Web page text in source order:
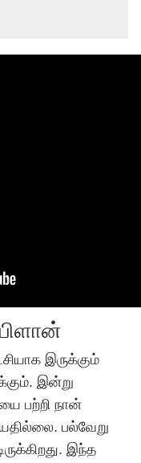
இருக்கும்
இன்று
பற்றி நான்
பல்வேறு
இந்த